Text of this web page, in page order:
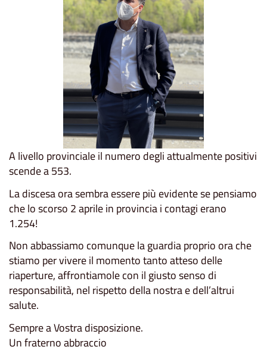
A livello provinciale il numero degli attualmente positivi
scende a 553.
La discesa ora sembra essere più evidente se pensiamo
che lo scorso 2 aprile in provincia i contagi erano
1.254!
Non abbassiamo comunque la guardia proprio ora che
stiamo per vivere il momento tanto atteso delle
riaperture, affrontiamole con il giusto senso di
responsabilità, nel rispetto della nostra e dell’altrui
salute.
Sempre a Vostra disposizione.
Un fraterno abbraccio